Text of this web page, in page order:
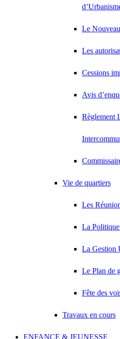
Le
Les
Cessions
Avis
Règlement
Vie de quartiers
Les
La
La Gestion
Le Plan de
Fête des
Travaux en cours
ENFANCE & JEUNESSE